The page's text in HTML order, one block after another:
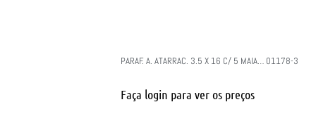
PARAF. A. ATARRAC. 3.5 X 16 C/ 5 MAIA… 01178-3
Faça login para ver os preços